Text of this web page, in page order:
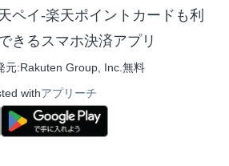
ペイ-楽天ポイントカードも利
きるスマホ決済アプリ
元:Rakuten Group, Inc. 無料
withアプリーチ